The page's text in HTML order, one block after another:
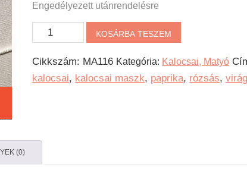
Engedélyezett utánrendelésre
Kalocsai
hímzett
szájmaszk
-
KOSÁRBA TESZEM
Cikkszám: MA116 Kategória: Kalocsai, Matyó
kalocsai, kalocsai maszk, paprika, rózsás,
(0)